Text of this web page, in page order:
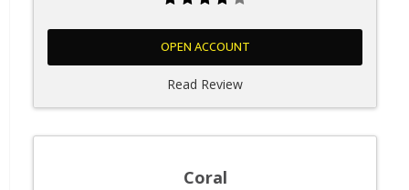
OPEN ACCOUNT
Read Review
Coral